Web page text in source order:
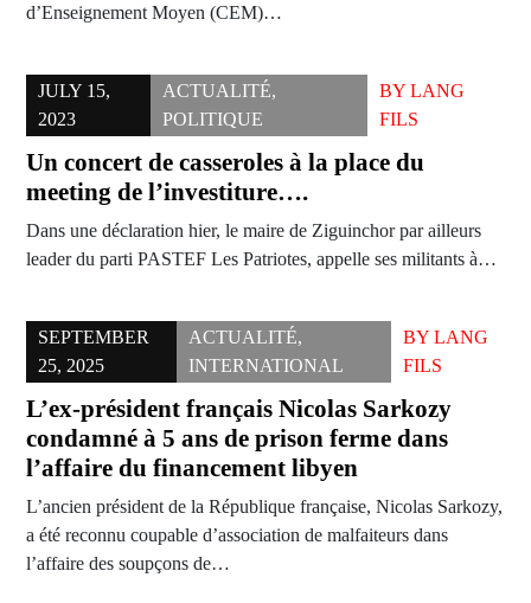
d’Enseignement Moyen (CEM)…
JULY 15,
2023
ACTUALITÉ,
POLITIQUE
BYLANG
FILS
Un concert de casseroles à la place du
meeting de l’investiture….
Dans une déclaration hier, le maire de Ziguinchor par ailleurs
leader du parti PASTEF Les Patriotes, appelle ses militants à…
SEPTEMBER
25, 2025
ACTUALITÉ,
INTERNATIONAL
BYLANG
FILS
L’ex-président français Nicolas Sarkozy
condamné à 5 ans de prison ferme dans
l’affaire du financement libyen
L’ancien président de la République française, Nicolas Sarkozy,
a été reconnu coupable d’association de malfaiteurs dans
l’affaire des soupçons de…